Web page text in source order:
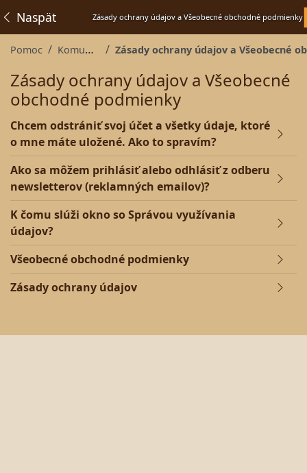
Zásady ochrany údajov a Všeobecné obchodné podmienky
Naspäť
Pomoc Komunita Zásady ochrany údajov a Všeobecné
Zásady ochrany údajov a Všeobecné
obchodné podmienky
Chcem odstrániť svoj účet a všetky údaje, ktoré
o mne máte uložené. Ako to spravím?
Ako sa môžem prihlásiť alebo odhlásiť z odberu
newsletterov (reklamných emailov)?
K čomu slúži okno so Správou využívania
údajov?
Všeobecné obchodné podmienky
Zásady ochrany údajov